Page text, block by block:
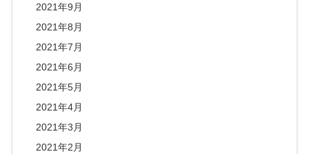
2021年9月
2021年8月
2021年7月
2021年6月
2021年5月
2021年4月
2021年3月
2021年2月